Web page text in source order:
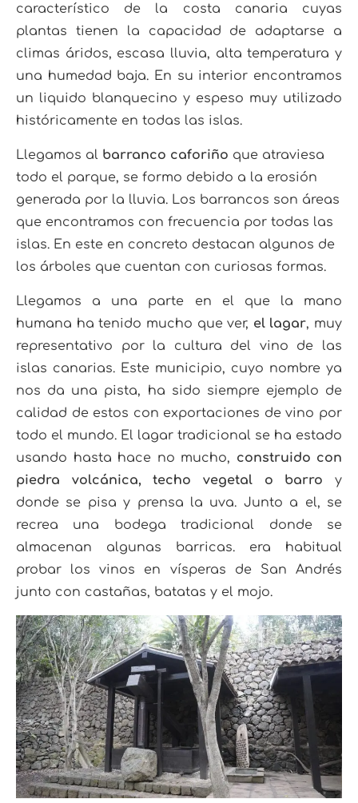
característico de la costa canaria cuyas
plantas tienen la capacidad de adaptarse a
climas áridos, escasa lluvia, alta temperatura y
una humedad baja. En su interior encontramos
un liquido blanquecino y espeso muy utilizado
históricamente en todas las islas.
Llegamos al barranco caforiño que atraviesa
todo el parque, se formo debido a la erosión
generada por la lluvia. Los barrancos son áreas
que encontramos con frecuencia por todas las
islas. En este en concreto destacan algunos de
los árboles que cuentan con curiosas formas.
Llegamos a una parte en el que la mano
humana ha tenido mucho que ver, el lagar, muy
representativo por la cultura del vino de las
islas canarias. Este municipio, cuyo nombre ya
nos da una pista, ha sido siempre ejemplo de
calidad de estos con exportaciones de vino por
todo el mundo. El lagar tradicional se ha estado
usando hasta hace no mucho, construido con
piedra volcánica, techo vegetal o barro y
donde se pisa y prensa la uva. Junto a el, se
recrea una bodega tradicional donde se
almacenan algunas barricas. era habitual
probar los vinos en vísperas de San Andrés
junto con castañas, batatas y el mojo.